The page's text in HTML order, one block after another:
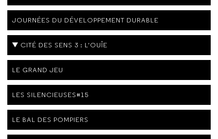
JOURNÉES DU DÉVELOPPEMENT DURABLE
CITÉ DES SENS 3 : L'OUÎE
LE GRAND JEU
LES SILENCIEUSES#15
LE BAL DES POMPIERS